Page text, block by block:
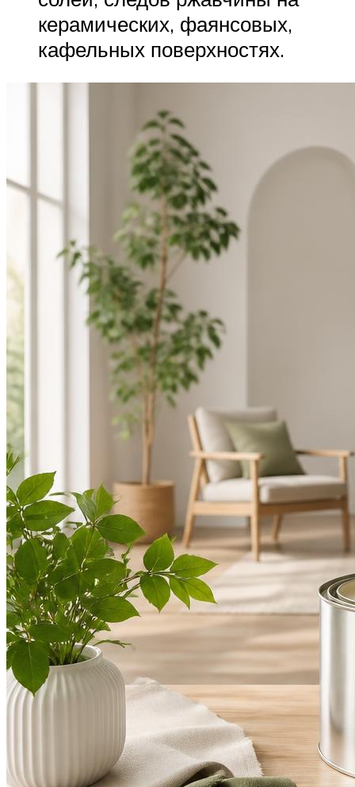
керамических, фаянсовых,
кафельных поверхностях.